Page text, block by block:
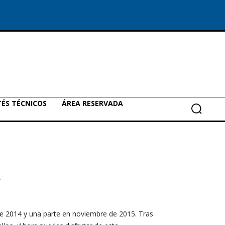
TÉCNICOS
ÁREA RESERVADA
2014 y una parte en noviembre de 2015. Tras